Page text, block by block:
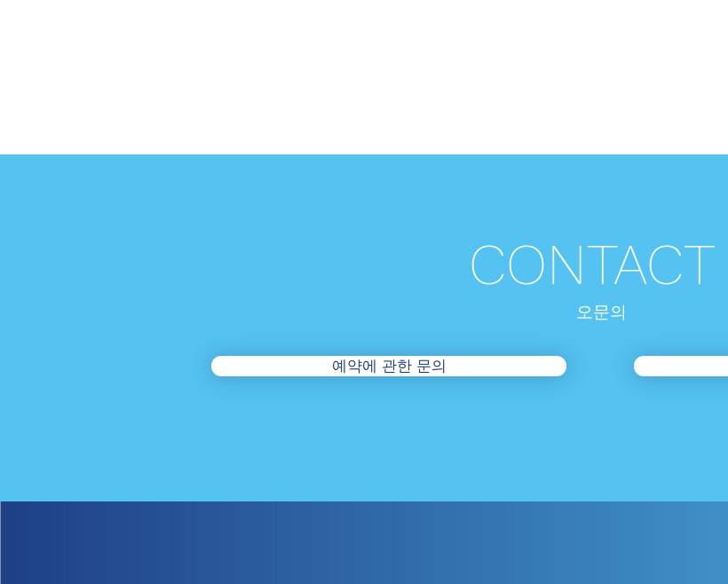
CONTACT
오​문의
예약에 관한 문의